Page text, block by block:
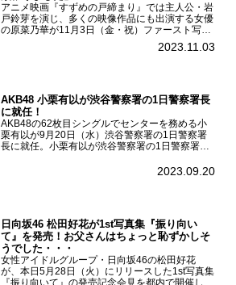
アニメ映画『すずめの戸締まり』では主人公・岩
戸鈴芽を演じ、多くの映像作品にも出演する女優
の原菜乃華が11月3日（金・祝）ファースト写真
集『はなのいろ』発売記念イベントを
HMV&BOOKS SHIBUYAで開催した。原菜乃華フ
2023.11.03
AKB48 小栗有以が渋谷警察署の1日警察署長
に就任！
AKB48の62枚目シングルでセンターを務める小
栗有以が9月20日（水）渋谷警察署の1日警察署
長に就任。小栗有以が渋谷警察署の1日警察署長
での10日間実施される令和5年 秋の全国交通安全
2023.09.20
日向坂46 松田好花が1st写真集『振り向い
て』を発売！お父さんはちょっと恥ずかしそ
うでした・・・
女性アイドルグループ・日向坂46の松田好花
が、本日5月28日（火）にリリースした1st写真集